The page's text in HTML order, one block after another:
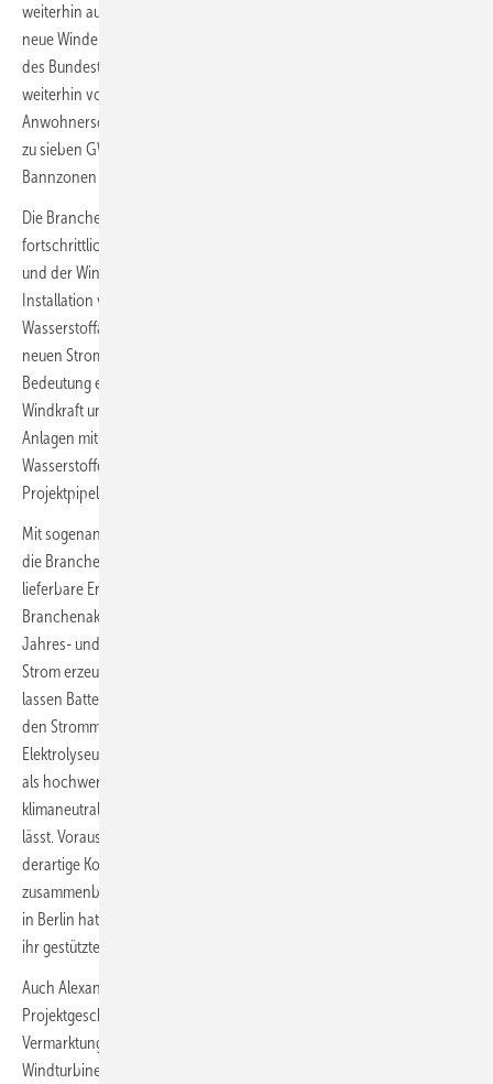
weiterhin aufwendig. Das Repowering – der Austausch alter gegen
neue Windenergieanlagen – ist trotz zweimaliger Refombeschlüsse
des Bundestags im vergangenen Jahr zugunsten des Repowerings
weiterhin von unpassenden Natur- und Artenschutzregeln sowie
Anwohnerschutzbestimmungen gebremst. Projekte mit zusammen bis
zu sieben GW Erzeugungskapazität sind durch weiträumige
Bannzonen um Flughäfen und Flugsicherungsanlagen blockiert.
Die Branchenakteure suchen daher nach alternativen und
fortschrittlicheren wirtschaftlichen Konzepten des Windparkausbaus
und der Windstromerzeugung. So bereitet EnBW zugleich die
Installation von Hybrid-Energieerzeugungsparks und
Wasserstoffanlagen vor, die unter einem in Berlin nun angekündigten
neuen Strommarktsystem mehr technische und wirtschaftliche
Bedeutung erhalten werden. EnBW plane jeweils Mischparks für
Windkraft und Photovoltaik (PV) sowie von Windturbinen oder PV-
Anlagen mit Speichern, kündigt das Unternehmen an. Auch
Wasserstoffelektrolyse mit Windstrom gehöre der EnBW-
Projektpipeline an.
Mit sogenannten Hybridparks und mit Wasserstoffelektrolyse könnten
die Branchenakteure künftig eine höherwertige, weil verlässlich
lieferbare Energie erzeugen, lautet die Kalkulation auch anderer
Branchenakteure. Während Wind und Sonne oft zu unterschiedlichen
Jahres- und Tageszeiten und in unterschiedlichen Wetterphasen
Strom erzeugen und als Kombination die Einspeisung verstetigen,
lassen Batterien die Einspeisung dosieren und gute Preisphasen auf
den Strommärkten abpassen. Mit Grünstrom betriebene
Elektrolyseure wiederum können Wasserstoff erzeugen, der sich auch
als hochwertiger klimaneutraler Treibstoff im Verkehr oder als
klimaneutraler Prozessenergie-Brennstoff in der Industrie vermarkten
lässt. Voraussetzung ist allerdings die Energiemarktreform, die
derartige Konzepte von Abgaben befreit und Nachfrage und Angebot
zusammenbringt. Die neue Ampelkoalition von SPD, Grünen und FDP
in Berlin hat diese Reform Ende 2021 angekündigt, zum Antritt der von
ihr gestützten Bundesregierung.
Auch Alexander Jäger-Bloh bereitet die Erweiterung des
Projektgeschäftes auf neue technologische Bereiche und
Vermarktungskonzepte vor. Das jetzt erkennbare Anziehen bei
Windturbinenerrichtungen und Genehmigungen sieht er zunächst nur